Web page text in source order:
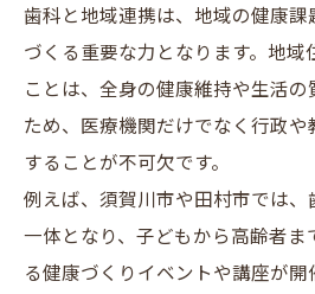
歯科と地域連携は、地域の健康
づくる重要な力となります。地域
ことは、全身の健康維持や生活
ため、医療機関だけでなく行政
することが不可欠です。
例えば、須賀川市や田村市では
一体となり、子どもから高齢者
る健康づくりイベントや講座が